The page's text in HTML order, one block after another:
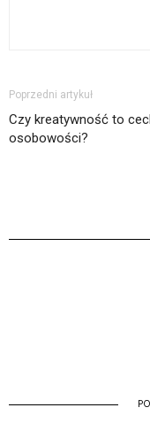
Poprzedni artykuł
Czy kreatywność to
osobowości?